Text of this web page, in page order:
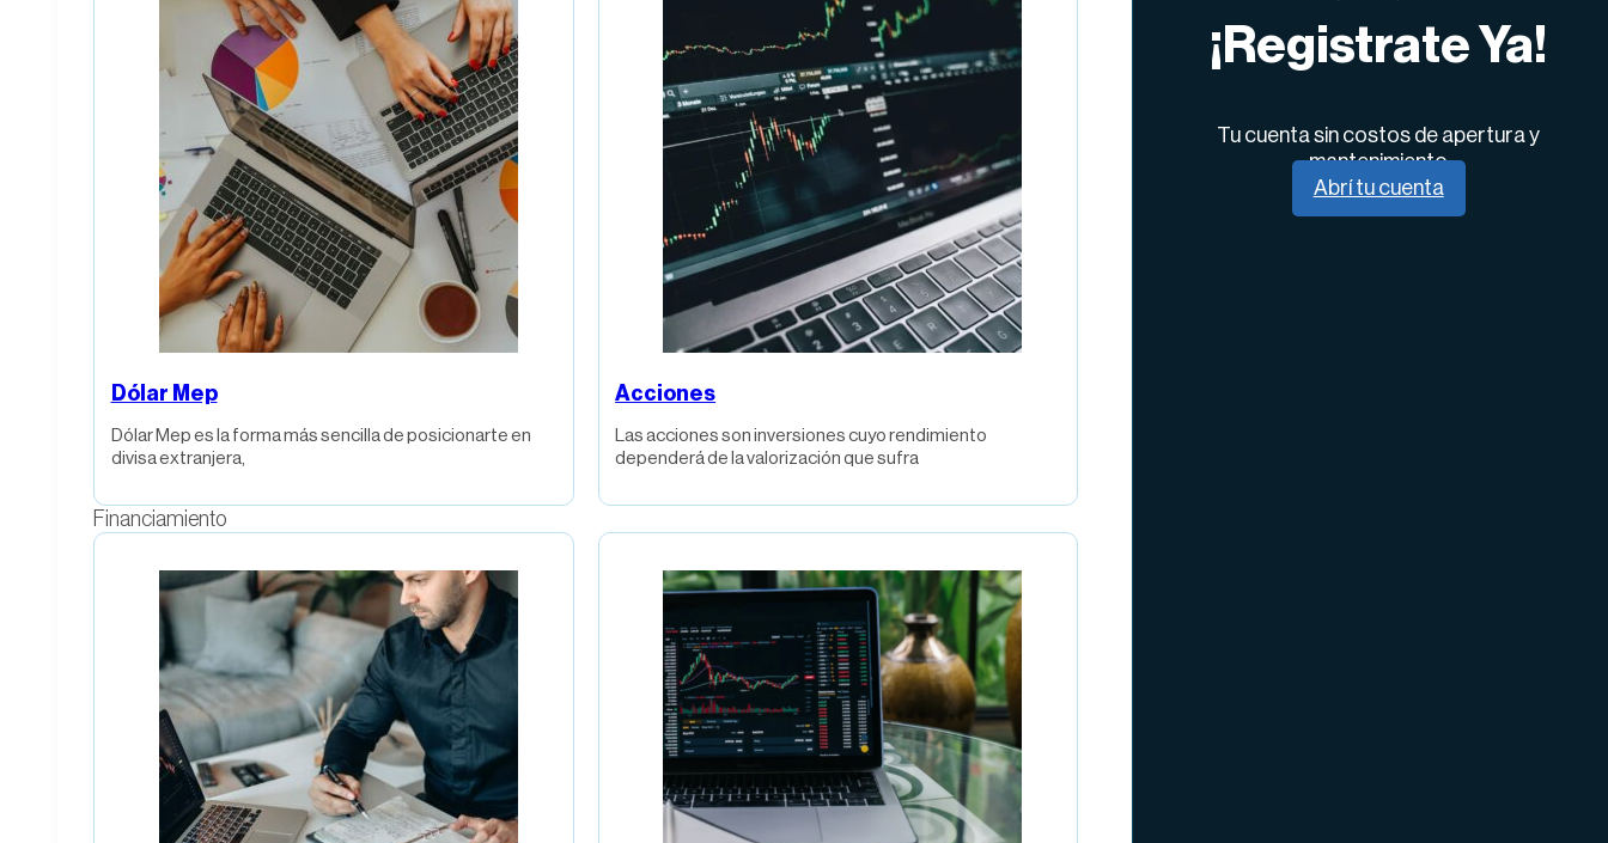
Dólar Mep
Dólar Mep es la forma más sencilla de posicionarte en
divisa extranjera,
Acciones
Las acciones son inversiones cuyo rendimiento
dependerá de la valorización que sufra
Financiamiento
¡Registrate Ya!
Tu cuenta sin costos de apertura y
mantenimiento
Abrí tu cuenta